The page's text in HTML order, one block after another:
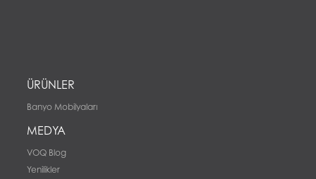
ÜRÜNLER
Banyo Mobilyaları
MEDYA
VOQ Blog
Yenilikler